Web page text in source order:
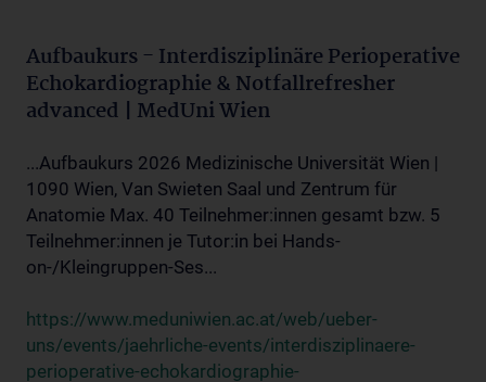
Aufbaukurs - Interdisziplinäre Perioperative
Echokardiographie & Notfallrefresher
advanced | MedUni Wien
...Aufbaukurs 2026 Medizinische Universität Wien |
1090 Wien, Van Swieten Saal und Zentrum für
Anatomie Max. 40 Teilnehmer:innen gesamt bzw. 5
Teilnehmer:innen je Tutor:in bei Hands-
on-/Kleingruppen-Ses...
https://www.meduniwien.ac.at/web/ueber-
uns/events/jaehrliche-events/interdisziplinaere-
perioperative-echokardiographie-